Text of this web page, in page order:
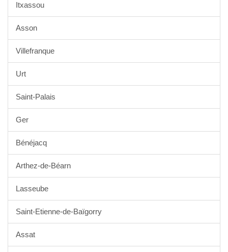
Itxassou
Asson
Villefranque
Urt
Saint-Palais
Ger
Bénéjacq
Arthez-de-Béarn
Lasseube
Saint-Etienne-de-Baïgorry
Assat